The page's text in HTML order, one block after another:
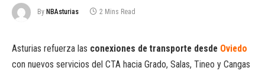
By NBAsturias 2 Mins Read
Asturias refuerza las conexiones de transporte desde Oviedo
con nuevos servicios del CTA hacia Grado, Salas, Tineo y Cangas